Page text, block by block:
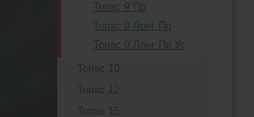
Топас 9 Пр
Топас 9 Лонг Пр
Топас 9 Лонг Пр Ус
Топас 10
Топас 12
Топас 15